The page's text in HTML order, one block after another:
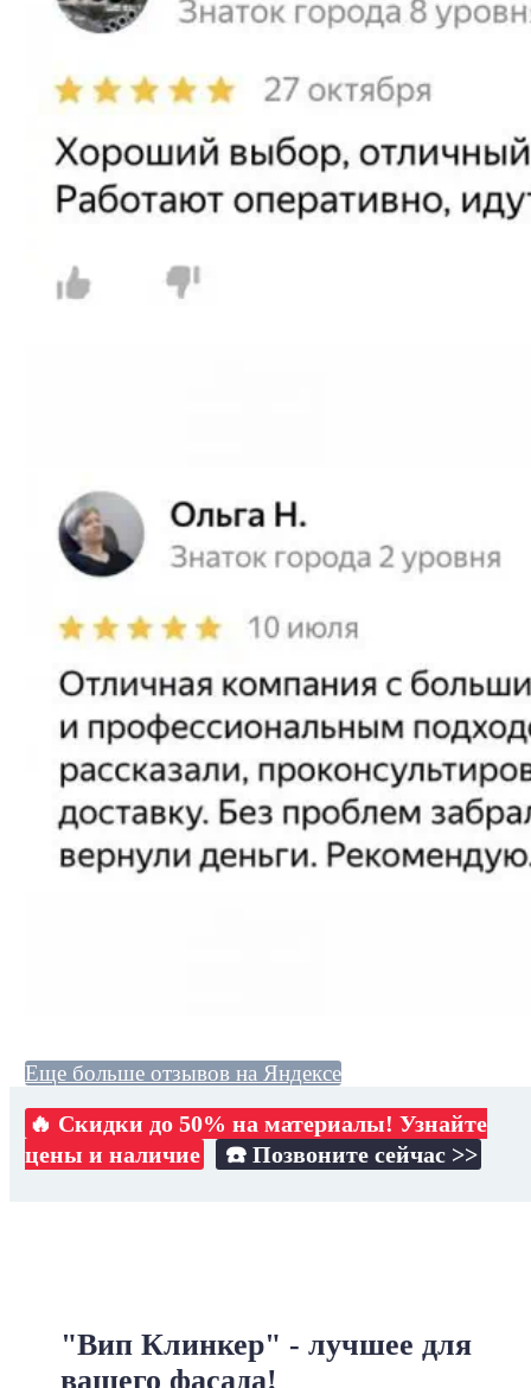
Еще больше отзывов на Яндексе
🔥 Скидки до 50% на материалы! Узнайте
цены и наличие
☎️ Позвоните сейчас >>
"Вип Клинкер" - лучшее для
вашего фасада!